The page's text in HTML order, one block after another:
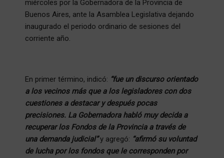
miércoles por la Gobernadora de la Provincia de
Buenos Aires, ante la Asamblea Legislativa dejando
inaugurado el periodo ordinario de sesiones del
corriente año.
En primer término, indicó: “fue un discurso orientado
a los vecinos más que a los legisladores con dos
cuestiones a destacar y después pocas
precisiones. La Gobernadora habló muy decida a
recuperar los Fondos de la Provincia a través de
una demanda judicial”y agregó: “afirmó su voluntad
de lucha por los fondos que le corresponden por